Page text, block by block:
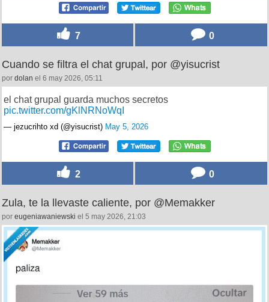
7 0
Cuando se filtra el chat grupal, por @yisucrist
por dolan el 6 may 2026, 05:11
el chat grupal guarda muchos secretos
pic.twitter.com/gKlNRNoWqI
— jezucrihto xd (@yisucrist) May 5, 2026
2 0
Zula, te la llevaste caliente, por @Memakker
por eugeniawaniewski el 5 may 2026, 21:03